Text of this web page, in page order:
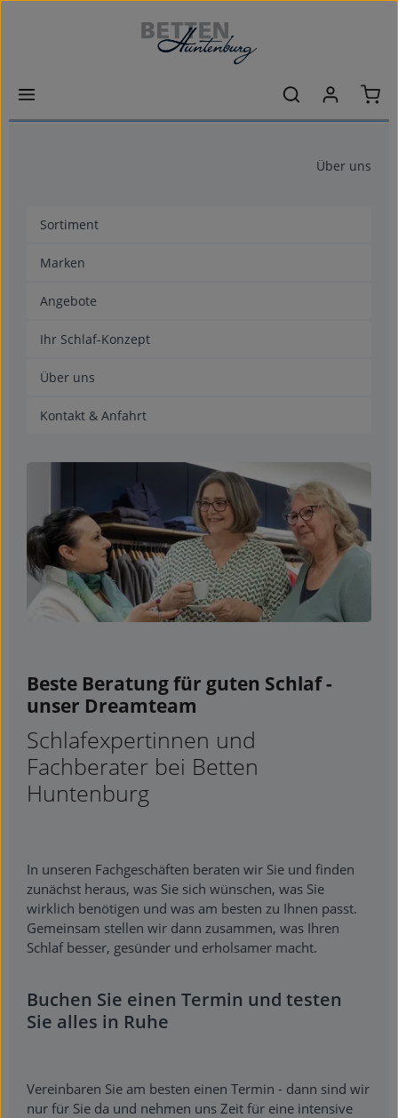
Zum Hauptinhalt springen
Über uns
Sortiment
Marken
Angebote
Ihr Schlaf-Konzept
Über uns
Kontakt & Anfahrt
Beste Beratung für guten Schlaf -
unser Dreamteam
Schlafexpertinnen und
Fachberater bei Betten
Huntenburg
In unseren Fachgeschäften beraten wir Sie und finden
zunächst heraus, was Sie sich wünschen, was Sie
wirklich benötigen und was am besten zu Ihnen passt.
Gemeinsam stellen wir dann zusammen, was Ihren
Schlaf besser, gesünder und erholsamer macht.
Buchen Sie einen Termin und testen
Sie alles in Ruhe
Vereinbaren Sie am besten einen Termin - dann sind wir
nur für Sie da und nehmen uns Zeit für eine intensive